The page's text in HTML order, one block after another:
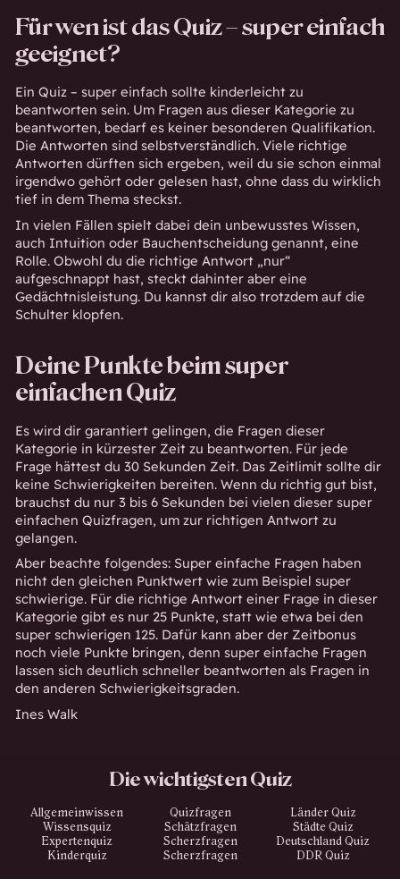
Für wen ist das Quiz – super einfach
geeignet?
Ein Quiz – super einfach sollte kinderleicht zu
beantworten sein. Um Fragen aus dieser Kategorie zu
beantworten, bedarf es keiner besonderen Qualifikation.
Die Antworten sind selbstverständlich. Viele richtige
Antworten dürften sich ergeben, weil du sie schon einmal
irgendwo gehört oder gelesen hast, ohne dass du wirklich
tief in dem Thema steckst.
In vielen Fällen spielt dabei dein unbewusstes Wissen,
auch Intuition oder Bauchentscheidung genannt, eine
Rolle. Obwohl du die richtige Antwort „nur“
aufgeschnappt hast, steckt dahinter aber eine
Gedächtnisleistung. Du kannst dir also trotzdem auf die
Schulter klopfen.
Deine Punkte beim super
einfachen Quiz
Es wird dir garantiert gelingen, die Fragen dieser
Kategorie in kürzester Zeit zu beantworten. Für jede
Frage hättest du 30 Sekunden Zeit. Das Zeitlimit sollte dir
keine Schwierigkeiten bereiten. Wenn du richtig gut bist,
brauchst du nur 3 bis 6 Sekunden bei vielen dieser super
einfachen Quizfragen, um zur richtigen Antwort zu
gelangen.
Aber beachte folgendes: Super einfache Fragen haben
nicht den gleichen Punktwert wie zum Beispiel super
schwierige. Für die richtige Antwort einer Frage in dieser
Kategorie gibt es nur 25 Punkte, statt wie etwa bei den
super schwierigen 125. Dafür kann aber der Zeitbonus
noch viele Punkte bringen, denn super einfache Fragen
lassen sich deutlich schneller beantworten als Fragen in
den anderen Schwierigkeitsgraden.
Ines Walk
Die wichtigsten Quiz
Allgemeinwissen Quizfragen
Länder Quiz
Wissensquiz
Schätzfragen
Städte Quiz
Expertenquiz
Scherzfragen
Deutschland Quiz
Kinderquiz
Scherzfragen DDR Quiz